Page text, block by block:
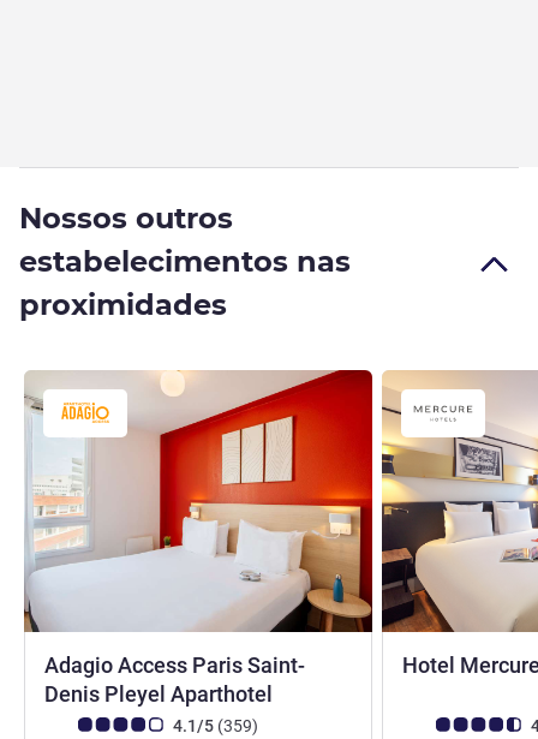
Nossos outros
estabelecimentos nas
proximidades
Adagio Access Paris Saint-
Denis Pleyel Aparthotel
Classificação clientes Avis (Classificação ALL)
4.1/5 (359comentários
)
Hotel
Classificação